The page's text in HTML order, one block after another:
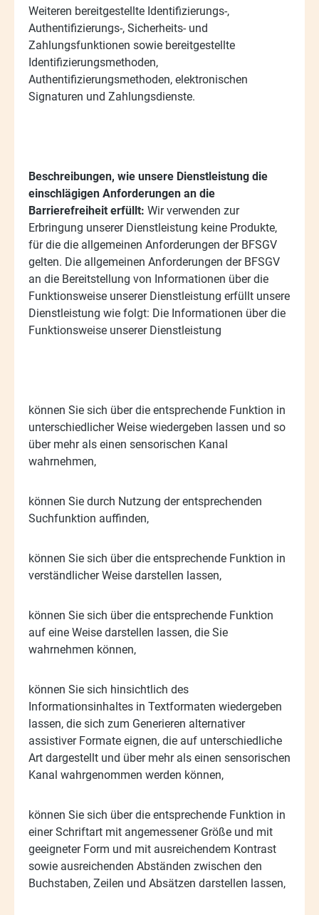
Weiteren bereitgestellte Identifizierungs-,
Authentifizierungs-, Sicherheits- und
Zahlungsfunktionen sowie bereitgestellte
Identifizierungsmethoden,
Authentifizierungsmethoden, elektronischen
Signaturen und Zahlungsdienste.
Beschreibungen, wie unsere Dienstleistung die
einschlägigen Anforderungen an die
Barrierefreiheit erfüllt: Wir verwenden zur
Erbringung unserer Dienstleistung keine Produkte,
für die die allgemeinen Anforderungen der BFSGV
gelten. Die allgemeinen Anforderungen der BFSGV
an die Bereitstellung von Informationen über die
Funktionsweise unserer Dienstleistung erfüllt unsere
Dienstleistung wie folgt: Die Informationen über die
Funktionsweise unserer Dienstleistung
können Sie sich über die entsprechende Funktion in
unterschiedlicher Weise wiedergeben lassen und so
über mehr als einen sensorischen Kanal
wahrnehmen,
können Sie durch Nutzung der entsprechenden
Suchfunktion auffinden,
können Sie sich über die entsprechende Funktion in
verständlicher Weise darstellen lassen,
können Sie sich über die entsprechende Funktion
auf eine Weise darstellen lassen, die Sie
wahrnehmen können,
können Sie sich hinsichtlich des
Informationsinhaltes in Textformaten wiedergeben
lassen, die sich zum Generieren alternativer
assistiver Formate eignen, die auf unterschiedliche
Art dargestellt und über mehr als einen sensorischen
Kanal wahrgenommen werden können,
können Sie sich über die entsprechende Funktion in
einer Schriftart mit angemessener Größe und mit
geeigneter Form und mit ausreichendem Kontrast
sowie ausreichenden Abständen zwischen den
Buchstaben, Zeilen und Absätzen darstellen lassen,